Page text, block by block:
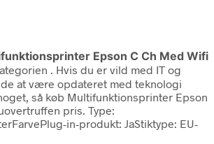
Epson C Ch Med Wifi
. Hvis du er vild med IT og
at være opdateret med teknologi
så køb Multifunktionsprinter Epson
pris. Type:
in-produkt: JaStiktype: EU-